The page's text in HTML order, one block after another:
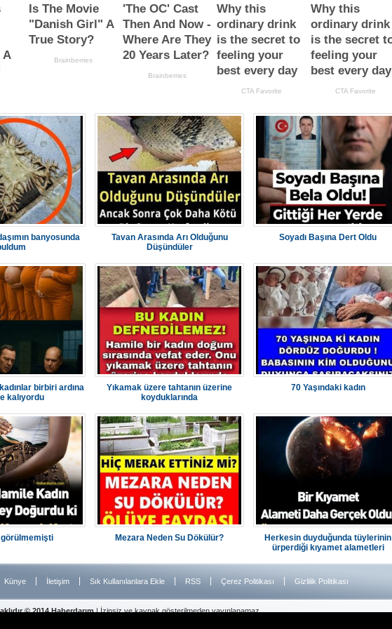
banyosunda
Tavan Arasında Arı Olduğunu
Düşündüler
Soyadı Başına Dert Oldu
birbiri ardına
kalıyordu
Yıkamak üzere tahtanın üzerine
koyduklarında
70 Yaşındaki kadın
Mezara Neden Su Dökülür?
Herkesin duyduğunda tüylerinin
ürperdiği kıyamet alametleri
Künye İletişim Sık Kullanılanlara Ekle RSS Çerez Politikası Gizlilik Politikası
© 2014 Haberdarım| İzinsiz ve kaynak gösterilmeden yayınlanamaz.